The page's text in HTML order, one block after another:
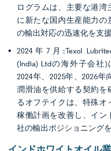
ログラムは、主要な港湾
に新たな国内生産能力の
の輸出対応の迅速化を支援
2024年7月:Texol
(India) Ltdの海外子会社)
2024年、2025年、2026
潤滑油を供給する契約を
るオフテイクは、特殊
稼働計画を改善し、イン
社の輸出ポジショニング